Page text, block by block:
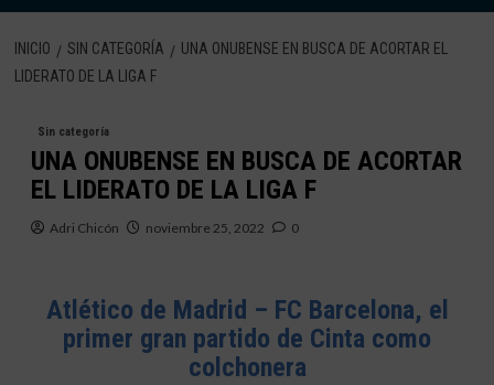
INICIO SIN CATEGORÍA
UNA ONUBENSE EN BUSCA DE ACORTAR EL
LIDERATO DE LA LIGA F
Sin categoría
UNA ONUBENSE EN BUSCA DE ACORTAR
EL LIDERATO DE LA LIGA F
Adri Chicón noviembre 25, 2022 0
Atlético de Madrid – FC Barcelona, el
primer gran partido de Cinta como
colchonera